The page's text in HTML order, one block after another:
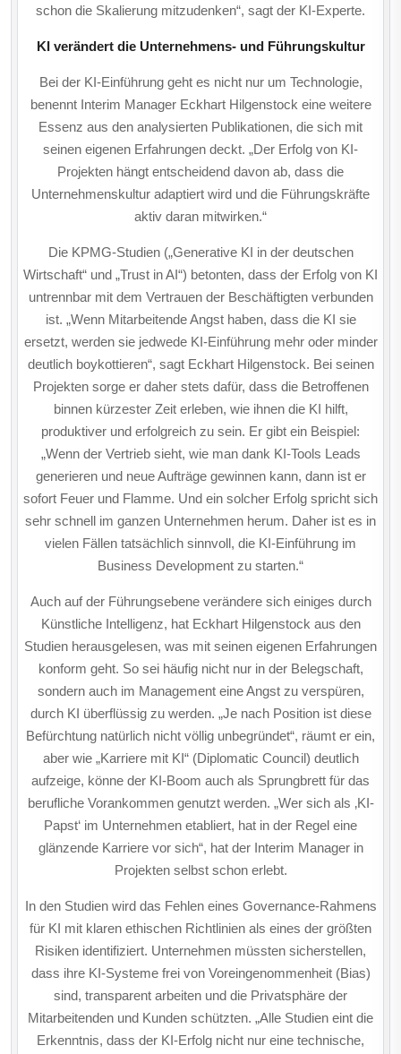
schon die Skalierung mitzudenken“, sagt der KI-Experte.
KI verändert die Unternehmens- und Führungskultur
Bei der KI-Einführung geht es nicht nur um Technologie,
benennt Interim Manager Eckhart Hilgenstock eine weitere
Essenz aus den analysierten Publikationen, die sich mit
seinen eigenen Erfahrungen deckt. „Der Erfolg von KI-
Projekten hängt entscheidend davon ab, dass die
Unternehmenskultur adaptiert wird und die Führungskräfte
aktiv daran mitwirken.“
Die KPMG-Studien („Generative KI in der deutschen
Wirtschaft“ und „Trust in AI“) betonten, dass der Erfolg von KI
untrennbar mit dem Vertrauen der Beschäftigten verbunden
ist. „Wenn Mitarbeitende Angst haben, dass die KI sie
ersetzt, werden sie jedwede KI-Einführung mehr oder minder
deutlich boykottieren“, sagt Eckhart Hilgenstock. Bei seinen
Projekten sorge er daher stets dafür, dass die Betroffenen
binnen kürzester Zeit erleben, wie ihnen die KI hilft,
produktiver und erfolgreich zu sein. Er gibt ein Beispiel:
„Wenn der Vertrieb sieht, wie man dank KI-Tools Leads
generieren und neue Aufträge gewinnen kann, dann ist er
sofort Feuer und Flamme. Und ein solcher Erfolg spricht sich
sehr schnell im ganzen Unternehmen herum. Daher ist es in
vielen Fällen tatsächlich sinnvoll, die KI-Einführung im
Business Development zu starten.“
Auch auf der Führungsebene verändere sich einiges durch
Künstliche Intelligenz, hat Eckhart Hilgen­stock aus den
Studien herausgelesen, was mit seinen eigenen Erfahrungen
konform geht. So sei häufig nicht nur in der Belegschaft,
sondern auch im Management eine Angst zu verspüren,
durch KI überflüssig zu werden. „Je nach Position ist diese
Befürchtung natürlich nicht völlig unbegründet“, räumt er ein,
aber wie „Karriere mit KI“ (Diplomatic Council) deutlich
aufzeige, könne der KI-Boom auch als Sprungbrett für das
berufliche Vorankommen genutzt werden. „Wer sich als ‚KI-
Papst‘ im Unter­nehmen etabliert, hat in der Regel eine
glänzende Karriere vor sich“, hat der Interim Manager in
Projekten selbst schon erlebt.
In den Studien wird das Fehlen eines Governance-Rahmens
für KI mit klaren ethischen Richtlinien als eines der größten
Risiken identifiziert. Unternehmen müssten sicherstellen,
dass ihre KI-Systeme frei von Voreingenommenheit (Bias)
sind, transparent arbeiten und die Privatsphäre der
Mitarbeitenden und Kunden schützten. „Alle Studien eint die
Erkenntnis, dass der KI-Erfolg nicht nur eine technische,